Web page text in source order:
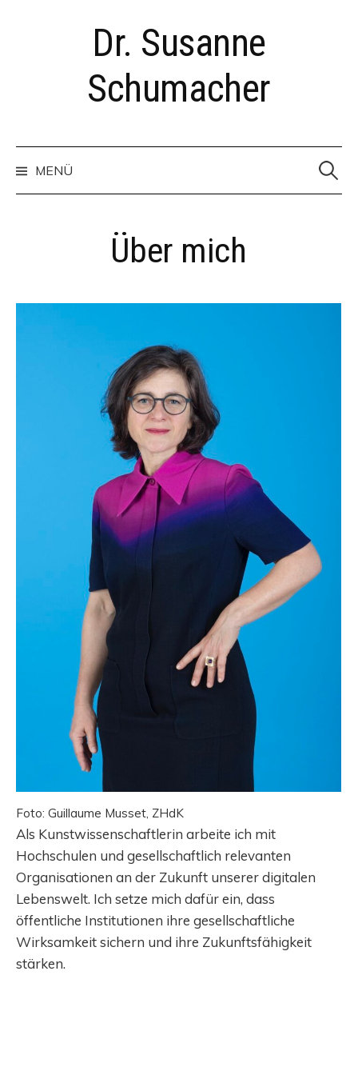
überspringenDr. Susanne
Schumacher
MENÜ
Suchen
nach:
Über mich
Foto: Guillaume Musset, ZHdK
Als Kunstwissenschaftlerin arbeite ich mit
Hochschulen und gesellschaftlich relevanten
Organisationen an der Zukunft unserer digitalen
Lebenswelt. Ich setze mich dafür ein, dass
öffentliche Institutionen ihre gesellschaftliche
Wirksamkeit sichern und ihre Zukunftsfähigkeit
stärken.